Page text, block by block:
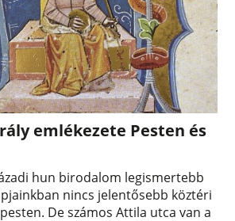
emlékezete Pesten és
hun birodalom legismertebb
nincs jelentősebb köztéri
De számos Attila utca van a